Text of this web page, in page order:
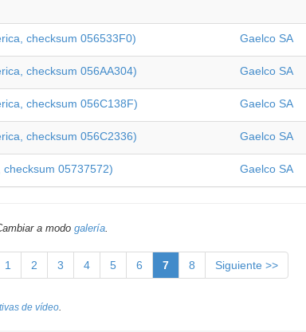
checksum 056533F0) Gaelco SA
checksum 056AA304) Gaelco SA
checksum 056C138F) Gaelco SA
checksum 056C2336) Gaelco SA
checksum 05737572) Gaelco SA
a modo galería.
1 2 3 4 5 6 7 8 Siguiente >>
de vídeo.